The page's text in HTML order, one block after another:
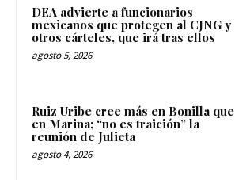
DEA advierte a funcionarios
mexicanos que protegen al CJNG y
otros cárteles, que irá tras ellos
agosto 5, 2026
Ruiz Uribe cree más en Bonilla que
en Marina; “no es traición” la
reunión de Julieta
agosto 4, 2026